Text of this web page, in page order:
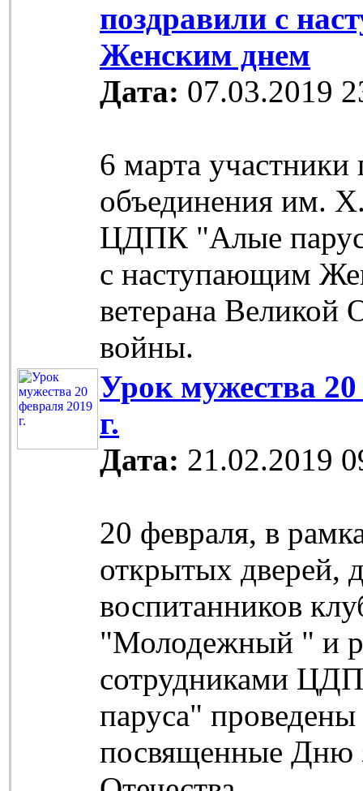
поздравили с
Женским днем
Дата: 07.03.2019
6 марта участники
объединения им.
ЦДПК "Алые
с наступающим
ветерана Великой
войны.
Урок мужества
г.
Дата: 21.02.2019
20 февраля, в
открытых дверей,
воспитанников
"Молодежный " и
сотрудниками
паруса" проведены
посвященные Дню